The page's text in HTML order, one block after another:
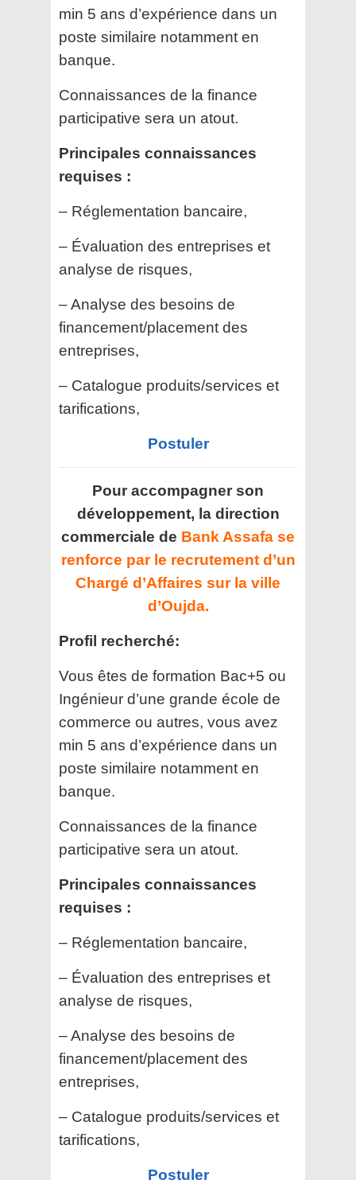
min 5 ans d’expérience dans un
poste similaire notamment en
banque.
Connaissances de la finance
participative sera un atout.
Principales connaissances
requises :
– Réglementation bancaire,
– Évaluation des entreprises et
analyse de risques,
– Analyse des besoins de
financement/placement des
entreprises,
– Catalogue produits/services et
tarifications,
Postuler
Pour accompagner son
développement, la direction
commerciale de Bank Assafa se
renforce par le recrutement d’un
Chargé d’Affaires sur la ville
d’Oujda.
Profil recherché:
Vous êtes de formation Bac+5 ou
Ingénieur d’une grande école de
commerce ou autres, vous avez
min 5 ans d’expérience dans un
poste similaire notamment en
banque.
Connaissances de la finance
participative sera un atout.
Principales connaissances
requises :
– Réglementation bancaire,
– Évaluation des entreprises et
analyse de risques,
– Analyse des besoins de
financement/placement des
entreprises,
– Catalogue produits/services et
tarifications,
Postuler